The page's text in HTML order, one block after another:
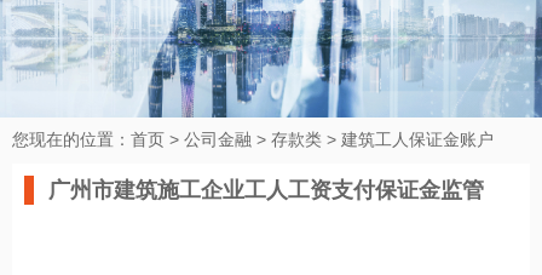
您现在的位置： 首页 > 公司金融 > 存款类 > 建筑工人保证金账户
广州市建筑施工企业工人工资支付保证金监管